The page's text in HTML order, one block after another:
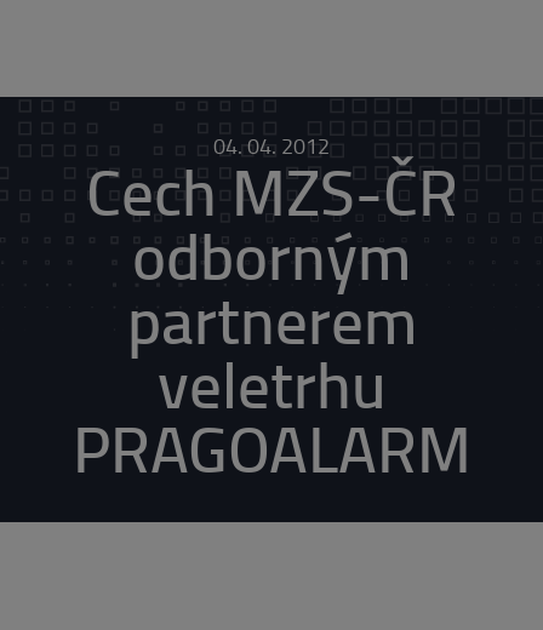
04. 04. 2012
Cech MZS-ČR
odborným
partnerem
veletrhu
PRAGOALARM